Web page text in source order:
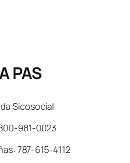
PAS
Sicosocial
981-0023
787-615-4112